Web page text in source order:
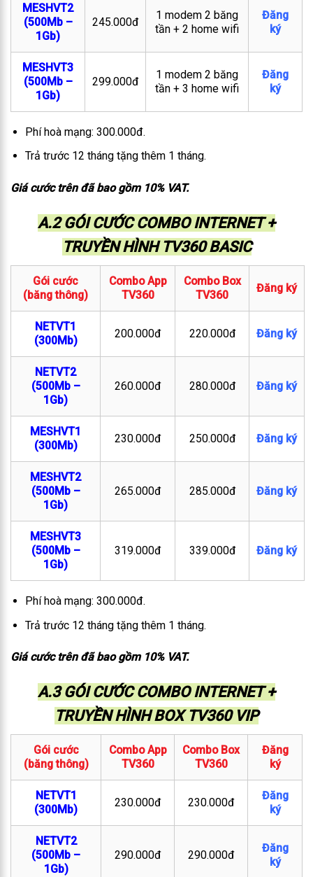
MESHVT2
(500Mb –
1Gb)
245.000đ
1 modem 2 băng
tần + 2 home wifi
Đăng
ký
MESHVT3
(500Mb –
1Gb)
299.000đ
1 modem 2 băng
tần + 3 home wifi
Đăng
ký
Phí hoà mạng: 300.000đ.
Trả trước 12 tháng tặng thêm 1 tháng.
Giá cước trên đã bao gồm 10% VAT.
A.2 GÓI CƯỚC COMBO INTERNET +
TRUYỀN HÌNH TV360 BASIC
Gói cước
(băng thông)
Combo App
TV360
Combo Box
TV360
Đăng ký
NETVT1
(300Mb)
200.000đ 220.000đ Đăng ký
NETVT2
(500Mb –
1Gb)
260.000đ 280.000đ Đăng ký
MESHVT1
(300Mb)
230.000đ 250.000đ Đăng ký
MESHVT2
(500Mb –
1Gb)
265.000đ 285.000đ Đăng ký
MESHVT3
(500Mb –
1Gb)
319.000đ 339.000đ Đăng ký
Phí hoà mạng: 300.000đ.
Trả trước 12 tháng tặng thêm 1 tháng.
Giá cước trên đã bao gồm 10% VAT.
A.3 GÓI CƯỚC COMBO INTERNET +
TRUYỀN HÌNH BOX TV360 VIP
Gói cước
(băng thông)
Combo App
TV360
Combo Box
TV360
Đăng
ký
NETVT1
(300Mb)
230.000đ 230.000đ
Đăng
ký
NETVT2
(500Mb –
1Gb)
290.000đ 290.000đ
Đăng
ký